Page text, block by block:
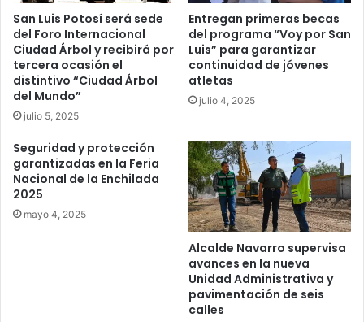
San Luis Potosí será sede
del Foro Internacional
Ciudad Árbol y recibirá por
tercera ocasión el
distintivo “Ciudad Árbol
del Mundo”
julio 5, 2025
Entregan primeras becas
del programa “Voy por San
Luis” para garantizar
continuidad de jóvenes
atletas
julio 4, 2025
Seguridad y protección
garantizadas en la Feria
Nacional de la Enchilada
2025
mayo 4, 2025
Alcalde Navarro supervisa
avances en la nueva
Unidad Administrativa y
pavimentación de seis
calles